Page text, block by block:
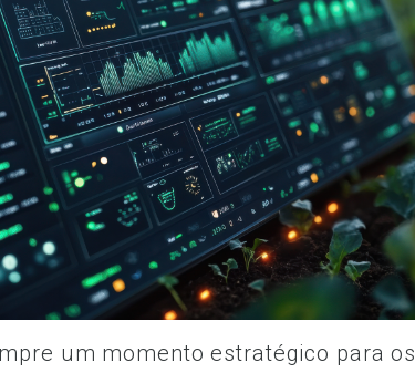
um momento estratégico para os